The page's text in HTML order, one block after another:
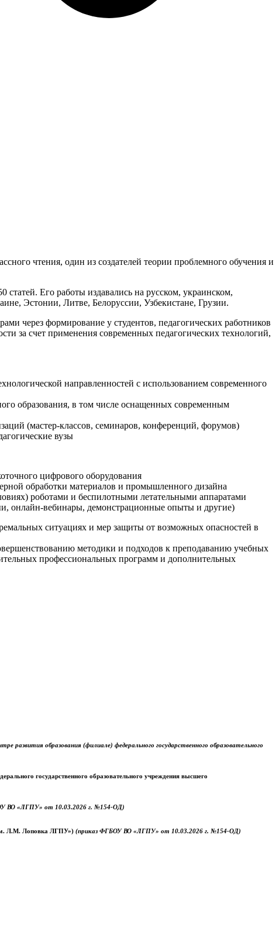
чтения, один из создателей теории проблемного обучения и
Его работы издавались на русском, украинском,
Эстонии, Литве, Белоруссии, Узбекистане, Грузии.
через формирование у студентов, педагогических работников
за счет применения современных педагогических технологий,
направленностей с использованием современного
образования, в том числе оснащенных современным
(мастер-классов, семинаров, конференций, форумов)
вузы
цифрового оборудования
обработки материалов и промышленного дизайна
роботами и беспилотными летательными аппаратами
онлайн-вебинары, демонстрационные опыты и другие)
ситуациях и мер защиты от возможных опасностей в
методики и подходов к преподаванию учебных
профессиональных программ и дополнительных
образования (филиале) федерального государственного образовательного
государственного образовательного учреждения высшего
ВО «ЛГПУ» от 10.03.2026 г. №154-ОД)
Л.М. Лоповка ЛГПУ») (приказ ФГБОУ ВО «ЛГПУ» от 10.03.2026 г. №154-ОД)